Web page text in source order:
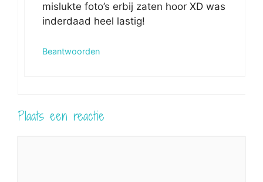
mislukte foto’s erbij zaten hoor XD was
inderdaad heel lastig!
Beantwoorden
Plaats een reactie